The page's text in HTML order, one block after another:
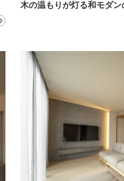
木の温もりが灯る和モダン